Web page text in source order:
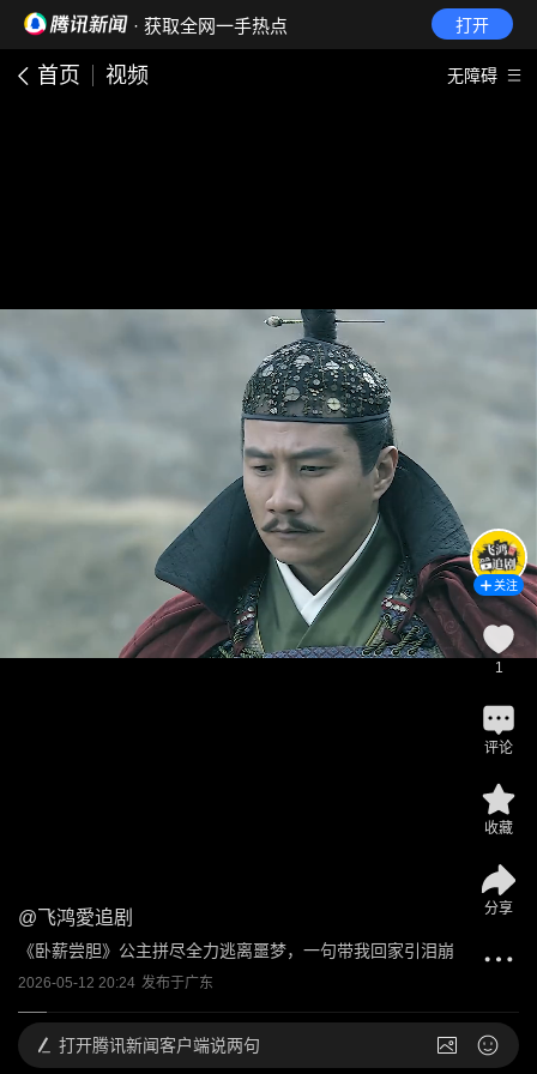
· 获取全网一手热点 打开
首页 视频 无障碍
@飞鸿愛追剧
《卧薪尝胆》公主拼尽全力逃离噩梦，一句带我回家引泪崩
2026-05-12 20:24 发布于广东
关注
1
评论
收藏
分享
打开腾讯新闻客户端说两句